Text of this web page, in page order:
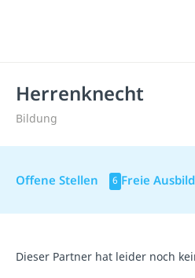
Herrenknecht
Bildung
Offene Stellen 6 Freie
Dieser Partner hat leider noch